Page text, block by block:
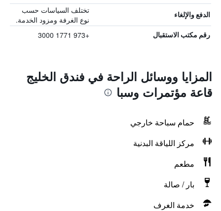
الدفع والإلغاء
تختلف السياسات حسب
نوع الغرفة ومزود الخدمة.
رقم مكتب الاستقبال +973 1771 3000
المزايا ووسائل الراحة في فندق الخليج
قاعة مؤتمرات وسبا
حمام سباحة خارجي
مركز اللياقة البدنية
مطعم
بار / صالة
خدمة الغرف